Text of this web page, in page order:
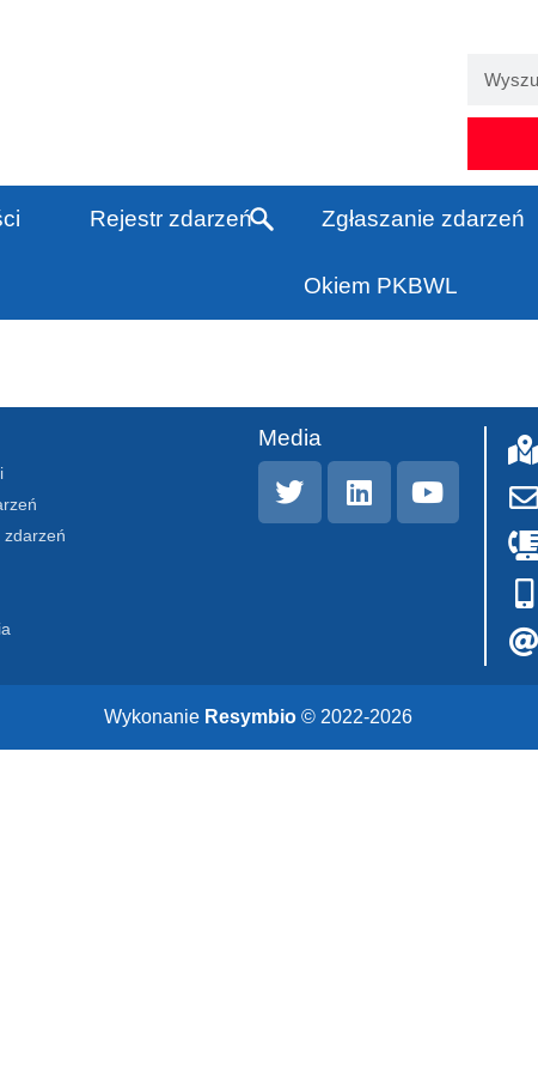
Rejestr zdarzeń Zgłaszanie zdarzeń
Okiem PKBWL
zdarzeń
Media
Wykonanie Resymbio © 2022-2026